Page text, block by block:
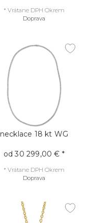
* Vrátane DPH Okrem
Doprava
necklace 18 kt WG
od 30 299,00 € *
* Vrátane DPH Okrem
Doprava